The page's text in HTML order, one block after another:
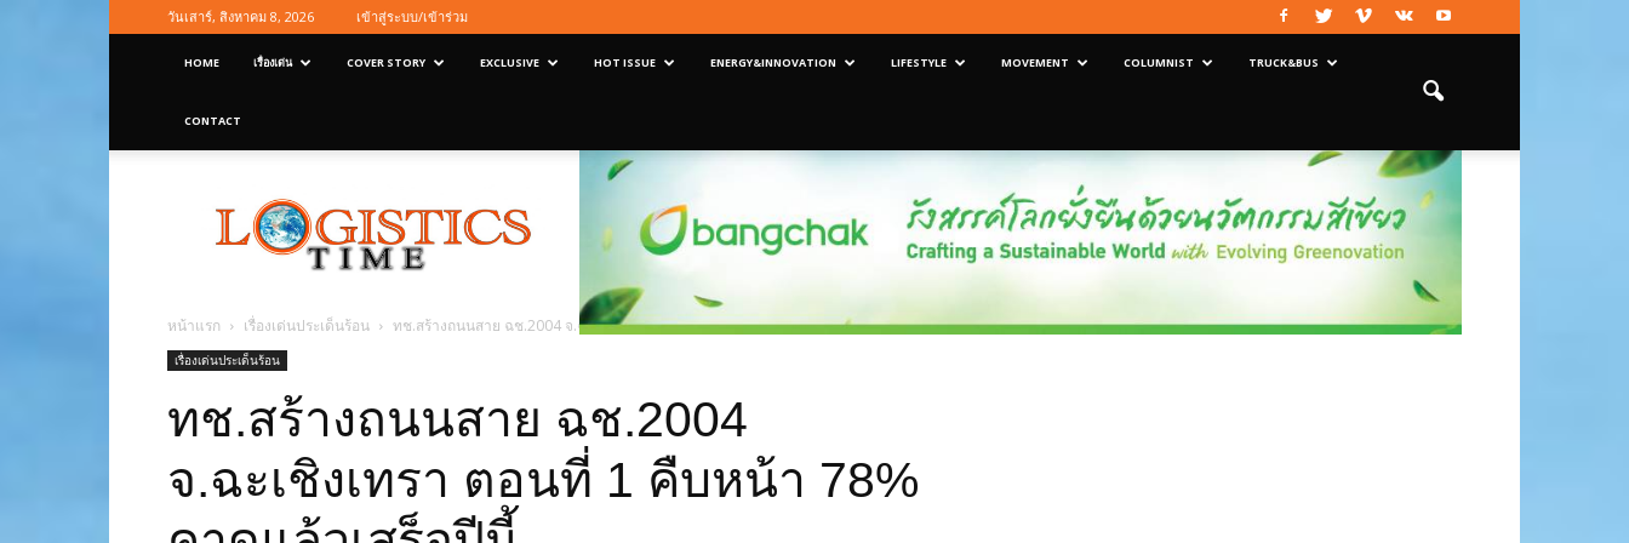
วันเสาร์, สิงหาคม 8, 2026 เข้าสู่ระบบ/เข้าร่วม
HOME เรื่องเด่น COVER STORY EXCLUSIVE HOT ISSUE ENERGY&INNOVATION LIFESTYLE MOVEMENT COLUMNIST TRUCK&BUS
CONTACT
Magazine
หน้าแรก เรื่องเด่นประเด็นร้อน ทช.สร้างถนนสาย ฉช.2004 จ.ฉะเชิงเทรา ตอนที่ 1 คืบหน้า 78% คาดแล้วเสร็จปีนี้
เรื่องเด่นประเด็นร้อน
ทช.สร้างถนนสาย ฉช.2004
จ.ฉะเชิงเทรา ตอนที่ 1 คืบหน้า 78%